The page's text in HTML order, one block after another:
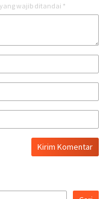
yang wajib ditandai *